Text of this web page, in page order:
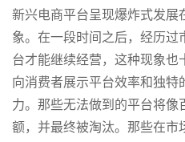
新兴电商平台呈现爆炸式发展
象。在一段时间之后，经历
台才能继续经营，这种现象
向消费者展示平台效率和独特
力。那些无法做到的平台将像
额，并最终被淘汰。那些在市